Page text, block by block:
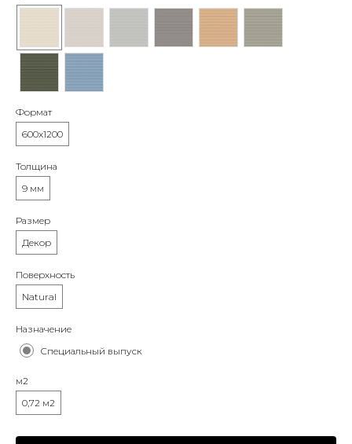
Формат
600x1200
Толщина
9 мм
Размер
Декор
Поверхность
Natural
Назначение
Специальный выпуск
м2
0,72 м2